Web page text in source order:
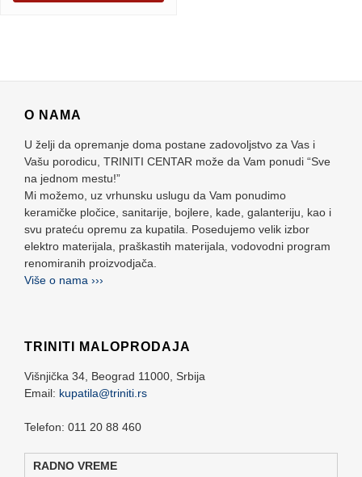
O NAMA
U želji da opremanje doma postane zadovoljstvo za Vas i
Vašu porodicu, TRINITI CENTAR može da Vam ponudi “Sve
na jednom mestu!”
Mi možemo, uz vrhunsku uslugu da Vam ponudimo
keramičke pločice, sanitarije, bojlere, kade, galanteriju, kao i
svu prateću opremu za kupatila. Posedujemo velik izbor
elektro materijala, praškastih materijala, vodovodni program
renomiranih proizvodjača.
Više o nama ›››
TRINITI MALOPRODAJA
Višnjička 34, Beograd 11000, Srbija
Email: kupatila@triniti.rs
Telefon: 011 20 88 460
RADNO VREME